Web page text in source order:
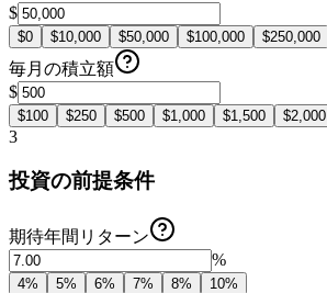
$
$0 $10,000 $50,000 $100,000 $250,000
毎月の積立額
$
$100 $250 $500 $1,000 $1,500 $2,000
3
投資の前提条件
期待年間リターン
%
4% 5% 6% 7% 8% 10%